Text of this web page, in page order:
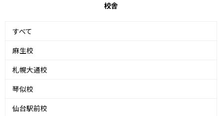
校舎
すべて
麻生校
札幌大通校
琴似校
仙台駅前校